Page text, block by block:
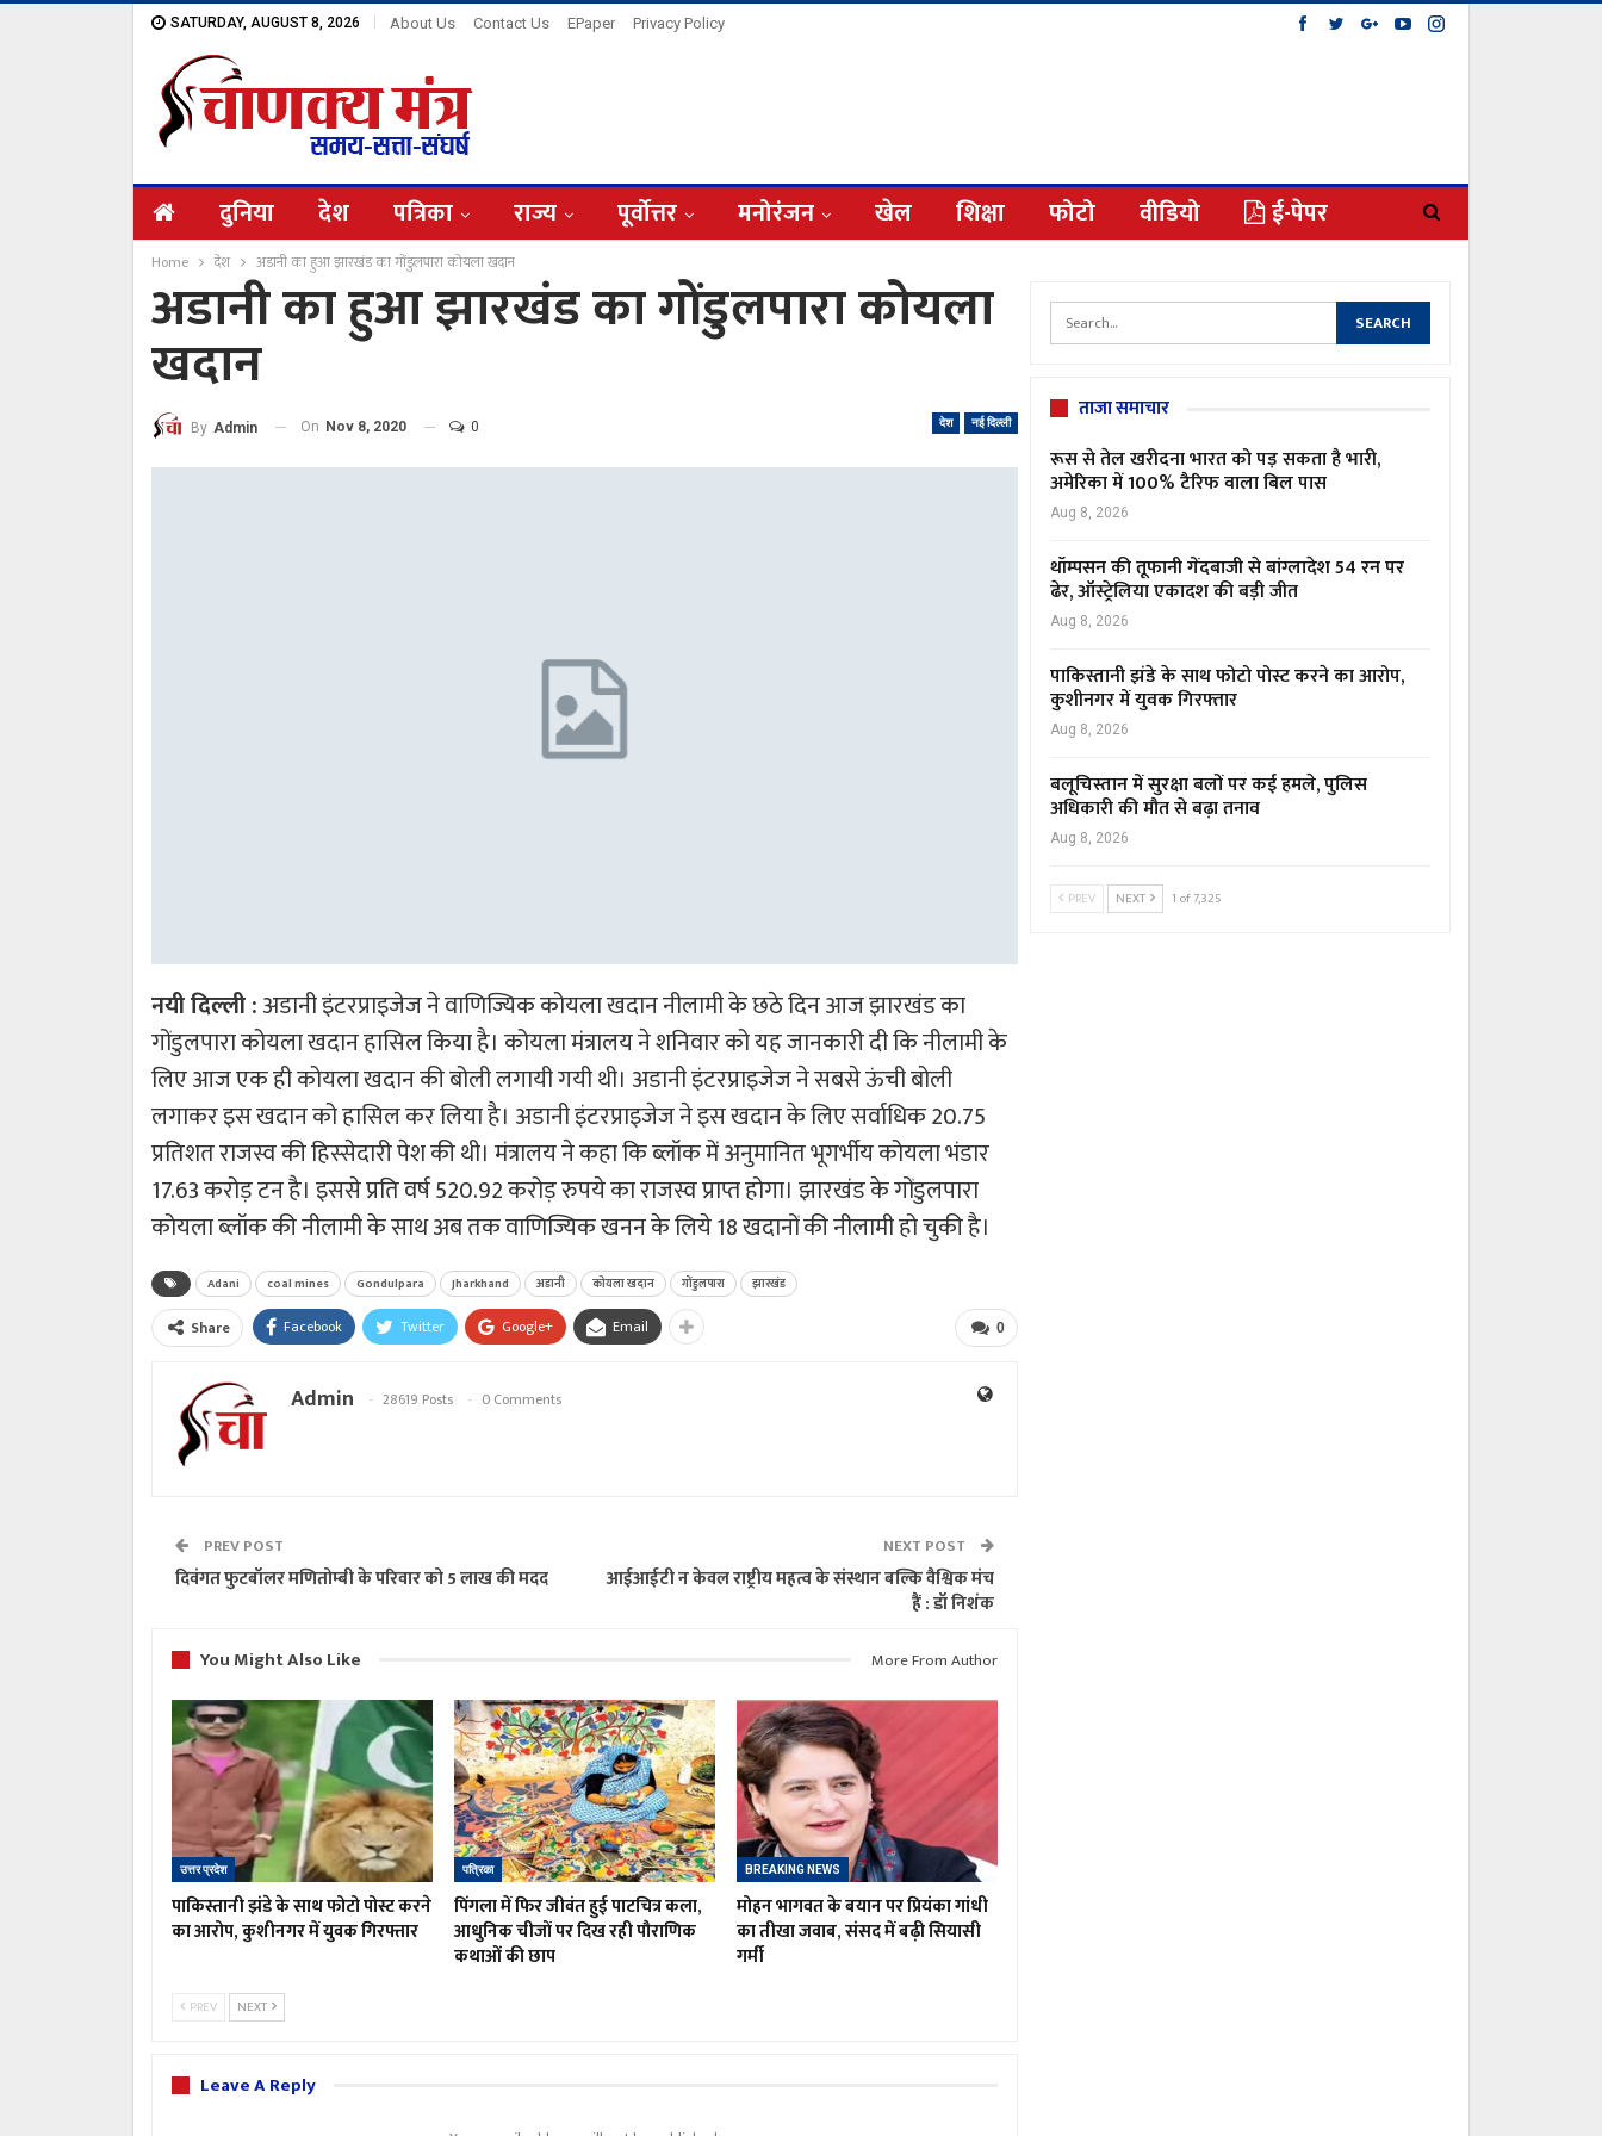
SATURDAY, AUGUST 8, 2026 About Us Contact Us EPaper Privacy Policy
दुनिया देश पत्रिका राज्य पूर्वोत्तर मनोरंजन खेल शिक्षा फोटो वीडियो ई-पेपर
Home देश अडानी का हुआ झारखंड का गोंडुलपारा कोयला खदान
अडानी का हुआ झारखंड का गोंडुलपारा कोयला
खदान
देश नई दिल्ली
By Admin On Nov 8, 2020 0
नयी दिल्ली :अडानी इंटरप्राइजेज ने वाणिज्यिक कोयला खदान नीलामी के छठे दिन आज झारखंड का
गोंडुलपारा कोयला खदान हासिल किया है। कोयला मंत्रालय ने शनिवार को यह जानकारी दी कि नीलामी के
लिए आज एक ही कोयला खदान की बोली लगायी गयी थी। अडानी इंटरप्राइजेज ने सबसे ऊंची बोली
लगाकर इस खदान को हासिल कर लिया है। अडानी इंटरप्राइजेज ने इस खदान के लिए सर्वाधिक 20.75
प्रतिशत राजस्व की हिस्सेदारी पेश की थी। मंत्रालय ने कहा कि ब्लॉक में अनुमानित भूगर्भीय कोयला भंडार
17.63 करोड़ टन है। इससे प्रति वर्ष 520.92 करोड़ रुपये का राजस्व प्राप्त होगा। झारखंड के गोंडुलपारा
कोयला ब्लॉक की नीलामी के साथ अब तक वाणिज्यिक खनन के लिये 18 खदानों की नीलामी हो चुकी है।
Adani coal mines Gondulpara Jharkhand अडानी कोयला खदान गोंडुलपारा झारखंड
0
Share Facebook Twitter Google+ Email
Admin 28619 Posts 0 Comments
PREV POST
दिवंगत फुटबॉलर मणितोम्बी के परिवार को 5 लाख की मदद
NEXT POST
आईआईटी न केवल राष्ट्रीय महत्व के संस्थान बल्कि वैश्विक मंच
हैं : डॉ निशंक
You Might Also Like
More From Author
उत्तर प्रदेश
पाकिस्तानी झंडे के साथ फोटो पोस्ट करने
का आरोप, कुशीनगर में युवक गिरफ्तार
पत्रिका
पिंगला में फिर जीवंत हुई पाटचित्र कला,
आधुनिक चीजों पर दिख रही पौराणिक
कथाओं की छाप
BREAKING NEWS
मोहन भागवत के बयान पर प्रियंका गांधी
का तीखा जवाब, संसद में बढ़ी सियासी
गर्मी
PREV NEXT
Leave A Reply
ताजा समाचार
रूस से तेल खरीदना भारत को पड़ सकता है भारी,
अमेरिका में 100% टैरिफ वाला बिल पास
Aug 8, 2026
थॉम्पसन की तूफानी गेंदबाजी से बांग्लादेश 54 रन पर
ढेर, ऑस्ट्रेलिया एकादश की बड़ी जीत
Aug 8, 2026
पाकिस्तानी झंडे के साथ फोटो पोस्ट करने का आरोप,
कुशीनगर में युवक गिरफ्तार
Aug 8, 2026
बलूचिस्तान में सुरक्षा बलों पर कई हमले, पुलिस
अधिकारी की मौत से बढ़ा तनाव
Aug 8, 2026
PREV NEXT 1 of 7,325